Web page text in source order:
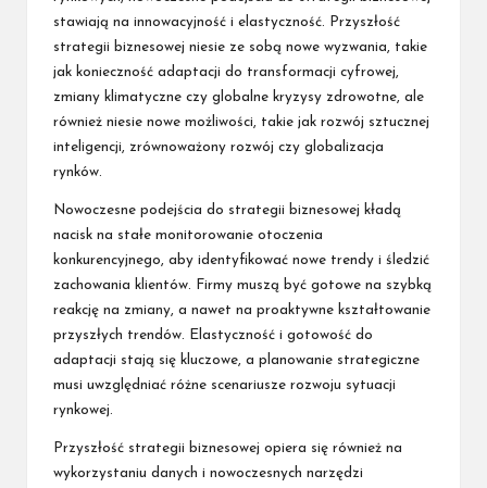
stawiają na innowacyjność i elastyczność. Przyszłość
strategii biznesowej niesie ze sobą nowe wyzwania, takie
jak konieczność adaptacji do transformacji cyfrowej,
zmiany klimatyczne czy globalne kryzysy zdrowotne, ale
również niesie nowe możliwości, takie jak rozwój sztucznej
inteligencji, zrównoważony rozwój czy globalizacja
rynków.
Nowoczesne podejścia do strategii biznesowej kładą
nacisk na stałe monitorowanie otoczenia
konkurencyjnego, aby identyfikować nowe trendy i śledzić
zachowania klientów. Firmy muszą być gotowe na szybką
reakcję na zmiany, a nawet na proaktywne kształtowanie
przyszłych trendów. Elastyczność i gotowość do
adaptacji stają się kluczowe, a planowanie strategiczne
musi uwzględniać różne scenariusze rozwoju sytuacji
rynkowej.
Przyszłość strategii biznesowej opiera się również na
wykorzystaniu danych i nowoczesnych narzędzi